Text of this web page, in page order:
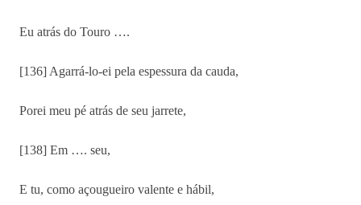
Eu atrás do Touro ….
[136] Agarrá-lo-ei pela espessura da cauda,
Porei meu pé atrás de seu jarrete,
[138] Em …. seu,
E tu, como açougueiro valente e hábil,